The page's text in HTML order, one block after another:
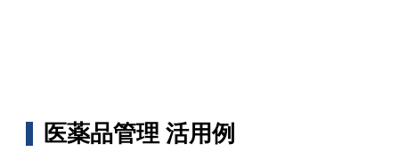
医薬品管理 活用例